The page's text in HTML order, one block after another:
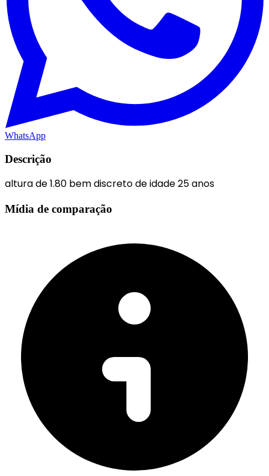
WhatsApp
Descrição
altura de 1.80 bem discreto de idade 25 anos
Mídia de comparação